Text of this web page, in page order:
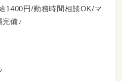
1400円/勤務時間相談OK/マ
備♪